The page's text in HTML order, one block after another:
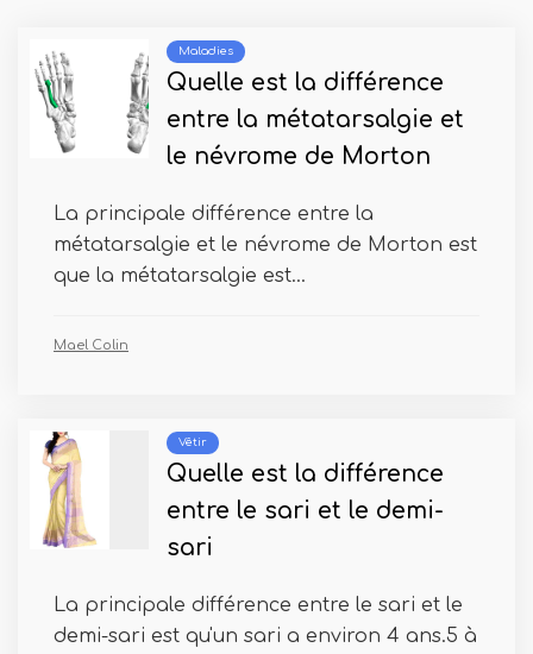
Maladies
Quelle est la différence
entre la métatarsalgie et
le névrome de Morton
La principale différence entre la
métatarsalgie et le névrome de Morton est
que la métatarsalgie est...
Mael Colin
Vêtir
Quelle est la différence
entre le sari et le demi-
sari
La principale différence entre le sari et le
demi-sari est qu'un sari a environ 4 ans.5 à